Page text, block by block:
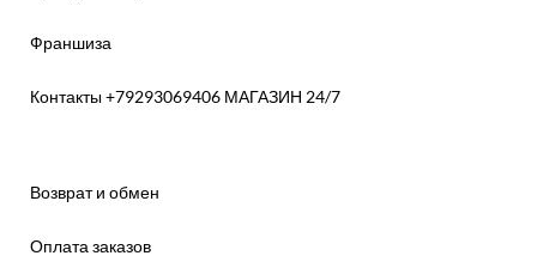
Франшиза
Контакты +79293069406 МАГАЗИН 24/7
Возврат и обмен
Оплата заказов